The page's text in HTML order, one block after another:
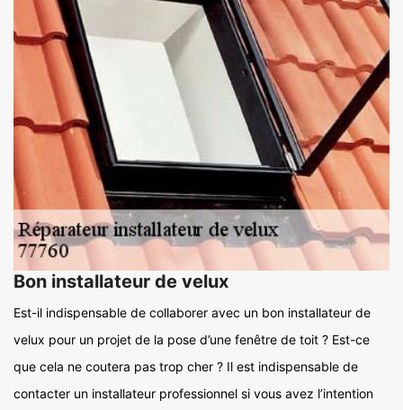
Bon installateur de velux
Est-il indispensable de collaborer avec un bon installateur de
velux pour un projet de la pose d’une fenêtre de toit ? Est-ce
que cela ne coutera pas trop cher ? Il est indispensable de
contacter un installateur professionnel si vous avez l’intention